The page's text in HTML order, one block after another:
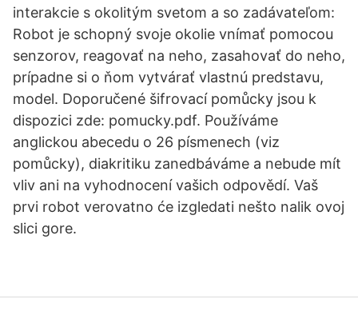
interakcie s okolitým svetom a so zadávateľom:
Robot je schopný svoje okolie vnímať pomocou
senzorov, reagovať na neho, zasahovať do neho,
prípadne si o ňom vytvárať vlastnú predstavu,
model. Doporučené šifrovací pomůcky jsou k
dispozici zde: pomucky.pdf. Používáme
anglickou abecedu o 26 písmenech (viz
pomůcky), diakritiku zanedbáváme a nebude mít
vliv ani na vyhodnocení vašich odpovědí. Vaš
prvi robot verovatno će izgledati nešto nalik ovoj
slici gore.